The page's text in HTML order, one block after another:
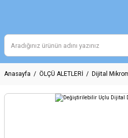
Anasayfa ÖLÇÜ ALETLERİ Dijital